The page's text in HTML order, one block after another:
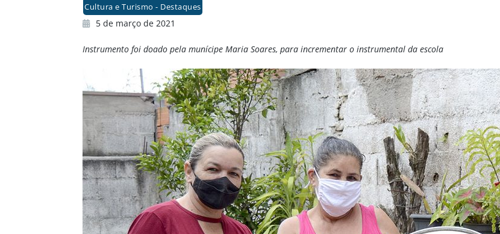
Cultura e Turismo - Destaques
5 de março de 2021
Instrumento foi doado pela munícipe Maria Soares, para incrementar o instrumental da escola